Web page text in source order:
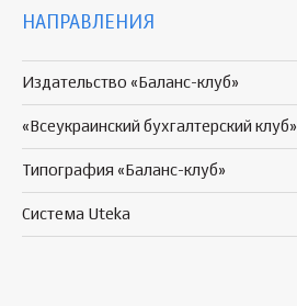
НАПРАВЛЕНИЯ
Издательство «Баланс-клуб»
«Всеукраинский бухгалтерский клуб»
Типография «Баланс-клуб»
Система Uteka